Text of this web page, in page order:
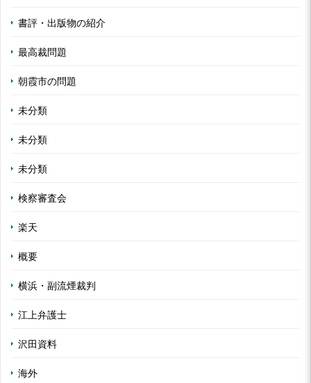
書評・出版物の紹介
最高裁問題
朝霞市の問題
未分類
未分類
未分類
検察審査会
楽天
概要
横浜・副流煙裁判
江上弁護士
沢田資料
海外